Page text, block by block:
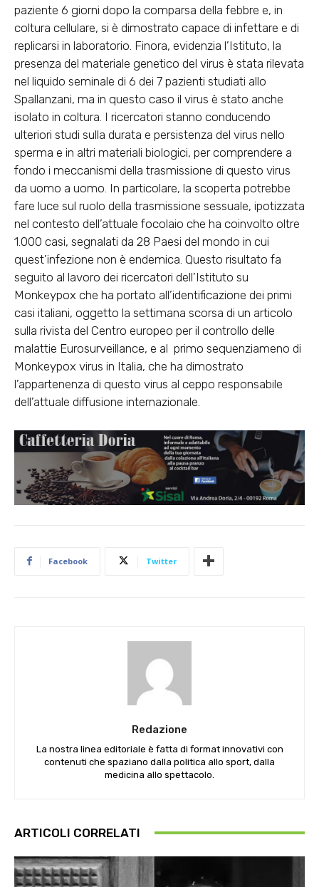
paziente 6 giorni dopo la comparsa della febbre e, in
coltura cellulare, si è dimostrato capace di infettare e di
replicarsi in laboratorio. Finora, evidenzia l’Istituto, la
presenza del materiale genetico del virus è stata rilevata
nel liquido seminale di 6 dei 7 pazienti studiati allo
Spallanzani, ma in questo caso il virus è stato anche
isolato in coltura. I ricercatori stanno conducendo
ulteriori studi sulla durata e persistenza del virus nello
sperma e in altri materiali biologici, per comprendere a
fondo i meccanismi della trasmissione di questo virus
da uomo a uomo. In particolare, la scoperta potrebbe
fare luce sul ruolo della trasmissione sessuale, ipotizzata
nel contesto dell’attuale focolaio che ha coinvolto oltre
1.000 casi, segnalati da 28 Paesi del mondo in cui
quest’infezione non è endemica. Questo risultato fa
seguito al lavoro dei ricercatori dell’Istituto su
Monkeypox che ha portato all’identificazione dei primi
casi italiani, oggetto la settimana scorsa di un articolo
sulla rivista del Centro europeo per il controllo delle
malattie Eurosurveillance, e al primo sequenziameno di
Monkeypox virus in Italia, che ha dimostrato
l’appartenenza di questo virus al ceppo responsabile
dell’attuale diffusione internazionale.
Facebook Twitter
Redazione
La nostra linea editoriale è fatta di format innovativi con
contenuti che spaziano dalla politica allo sport, dalla
medicina allo spettacolo.
ARTICOLI CORRELATI